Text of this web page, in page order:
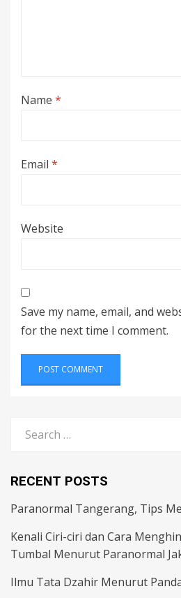
Name *
Email *
Website
Save my name, email, and
for the next time I comment.
for:
RECENT POSTS
Paranormal Tangerang, Tips
Kenali Ciri-ciri dan Cara
Tumbal Menurut Paranormal
Ilmu Tata Dzahir Menurut